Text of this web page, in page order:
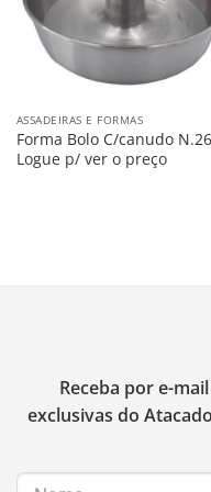
ASSADEIRAS E FORMAS
Forma Bolo C/canudo N.26
Logue p/ ver o preço
Receba por e-
exclusivas do